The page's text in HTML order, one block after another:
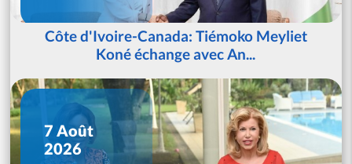
Côte d'Ivoire-Canada: Tiémoko Meyliet
Koné échange avec An...
7 Août
2026